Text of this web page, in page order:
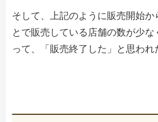
そして、上記のように販売開始か
とで販売している店舗の数が少な
って、「販売終了した」と思われ